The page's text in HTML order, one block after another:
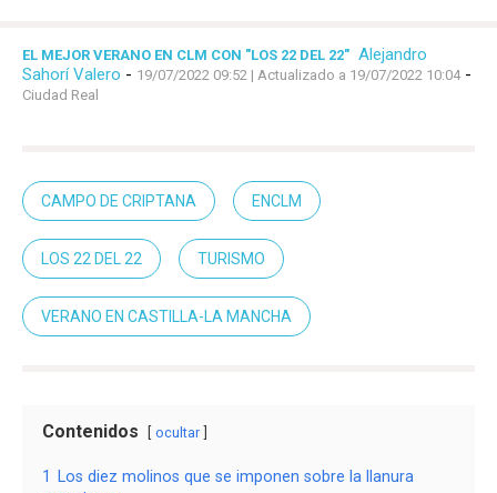
EL MEJOR VERANO EN CLM CON "LOS 22 DEL 22" Alejandro
Sahorí Valero - 19/07/2022 09:52 | Actualizado a 19/07/2022 10:04-
Ciudad Real
CAMPO DE CRIPTANA ENCLM
LOS 22 DEL 22 TURISMO
VERANO EN CASTILLA-LA MANCHA
Contenidos ocultar
1 Los diez molinos que se imponen sobre la llanura